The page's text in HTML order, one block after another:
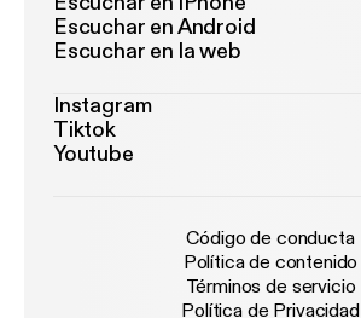
Escuchar en Android
Escuchar en la web
Instagram
Tiktok
Youtube
Código de conducta
Política de contenido
Términos de servicio
Política de Privacidad